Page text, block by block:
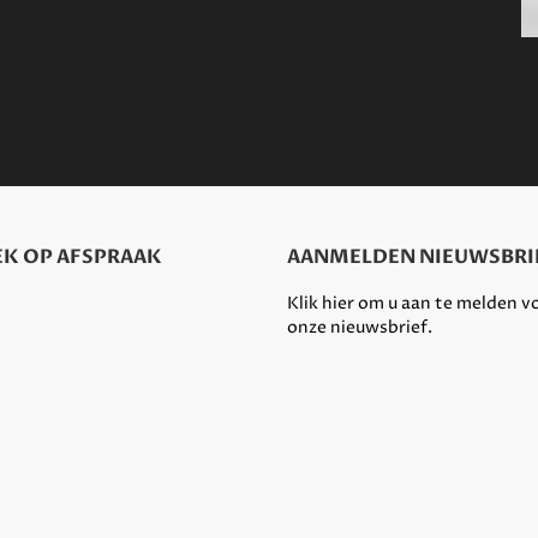
OP AFSPRAAK AANMELDEN
Klik hier om u aan te melden
onze nieuwsbrief.